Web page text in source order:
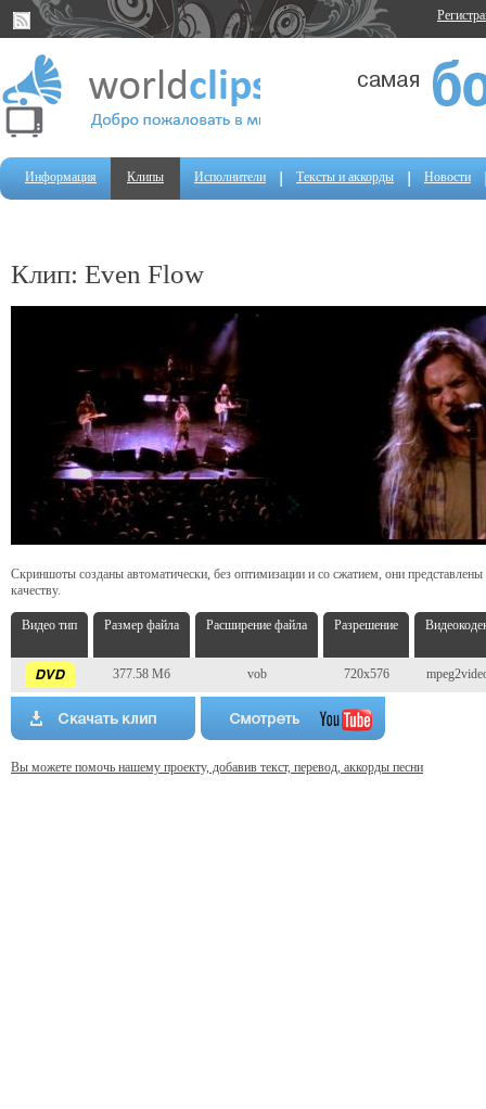
Информация Клипы Исполнители Тексты и аккорды Новости
Клип: Even Flow
Скриншоты созданы автоматически, без оптимизации и со сжатием, они
качеству.
Видео тип Размер файла Расширение файла Разрешение
377.58 Мб vob 720x576
Вы можете помочь нашему проекту, добавив текст, перевод, аккорды песни